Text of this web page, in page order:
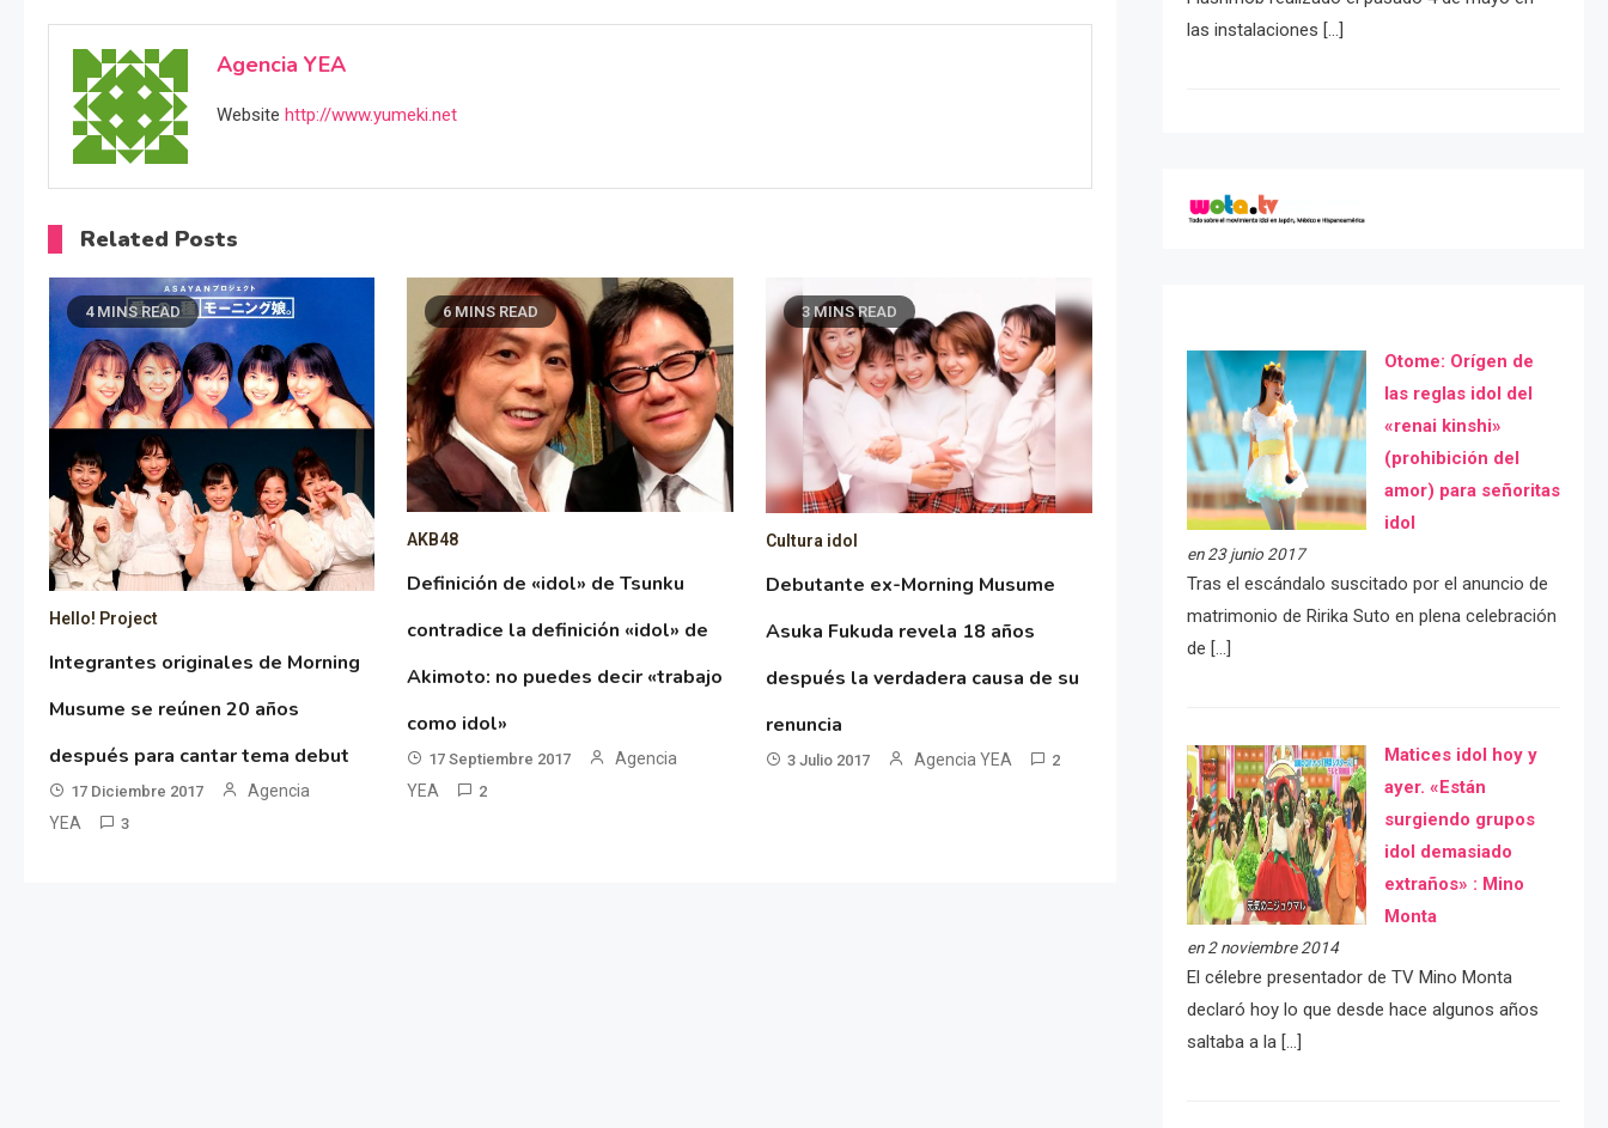
Agencia YEA
Website http://www.yumeki.net
Related Posts
4 MINS READ
Hello! Project
Integrantes originales de Morning
Musume se reúnen 20 años
después para cantar tema debut
17 Diciembre 2017
Agencia
YEA
3
6 MINS READ
AKB48
Definición de «idol» de Tsunku
contradice la definición «idol» de
Akimoto: no puedes decir «trabajo
como idol»
17 Septiembre 2017
Agencia
YEA
2
3 MINS READ
Cultura idol
Debutante ex-Morning Musume
Asuka Fukuda revela 18 años
después la verdadera causa de su
renuncia
3 Julio 2017 Agencia YEA 2
las instalaciones […]
Otome: Orígen de
las reglas idol del
«renai kinshi»
(prohibición del
amor) para señoritas
idol
en 23 junio 2017
Tras el escándalo suscitado por el anuncio de
matrimonio de Ririka Suto en plena celebración
de […]
Matices idol hoy y
ayer. «Están
surgiendo grupos
idol demasiado
extraños» : Mino
Monta
en 2 noviembre 2014
El célebre presentador de TV Mino Monta
declaró hoy lo que desde hace algunos años
saltaba a la […]